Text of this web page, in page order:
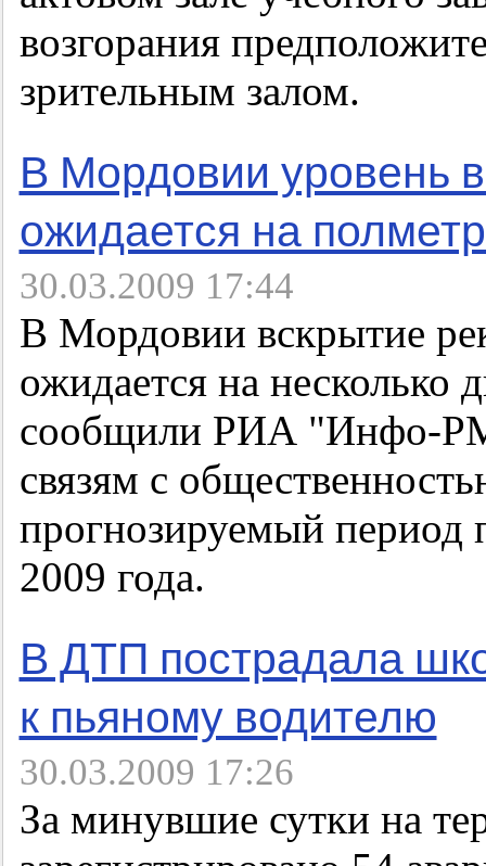
возгорания
зрительным залом.
В Мордовии уровень
ожидается на
30.03.2009 17:44
В Мордовии вскрытие
ожидается на
сообщили РИА "Инфо-
связям с
прогнозируемый период
2009 года.
В ДТП пострадала
к пьяному водителю
30.03.2009 17:26
За минувшие сутки на